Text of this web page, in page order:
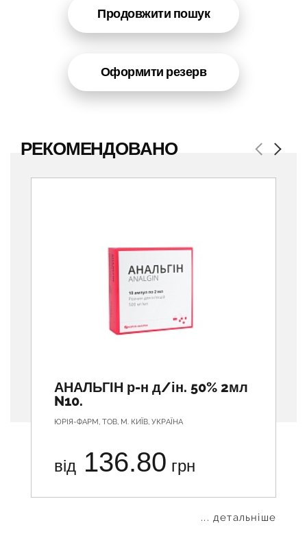
Продовжити пошук
Оформити резерв
РЕКОМЕНДОВАНО Previous
АНАЛЬГІН р-н д/ін. 50% 2мл
N10.
ЮРІЯ-ФАРМ, ТОВ, М. КИЇВ, УКРАЇНА
від 136.80 грн
... детальніше
Next